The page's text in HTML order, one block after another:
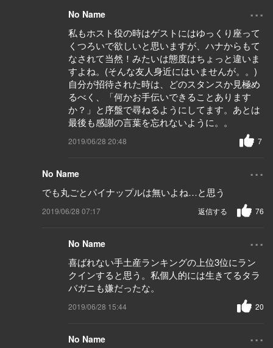
No Name ...
私もホスト役の時はゲストにはゆっくり座って
くつろいで欲しいと思いますが、ハナからもて
なされて当然！みたいは態度はちょっと違いま
すよね。(そんな友人身近にはいませんが。。)
自分が招待された時は、どのスタンスか見極め
るべく、「何かお手伝いできることあります
か？」と序盤で尋ねるようにしてます。あとは
最後も感謝の言葉を忘れないように。。
2019/06/28 20:48 7
No Name ...
でも丸ごとパイナップルは無いよね…と思う
2019/06/28 07:17 76
返信する
No Name ...
喜ばれない手土産ランキングの上位3位にラン
クインすると思う。私個人的には生きてるタラ
バガニも嫌だったな。
2019/06/28 15:44 20
No Name ...